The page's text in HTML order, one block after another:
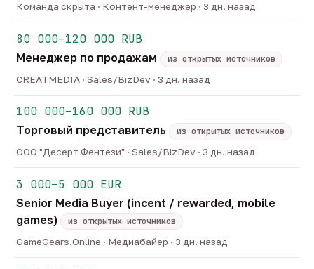
Команда скрыта · Контент-менеджер · 3 дн. назад
80 000–120 000 RUB
Менеджер по продажам
из открытых источников
CREATMEDIA · Sales/BizDev · 3 дн. назад
100 000–160 000 RUB
Торговый представитель
из открытых источников
ООО "Десерт Фентези" · Sales/BizDev · 3 дн. назад
3 000–5 000 EUR
Senior Media Buyer (incent / rewarded, mobile
games)
из открытых источников
GameGears.Online · Медиабайер · 3 дн. назад